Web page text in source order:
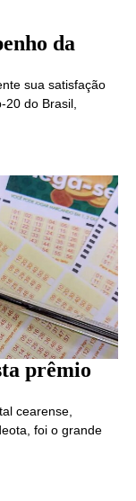
da
sua satisfação
do Brasil,
prêmio
cearense,
foi o grande